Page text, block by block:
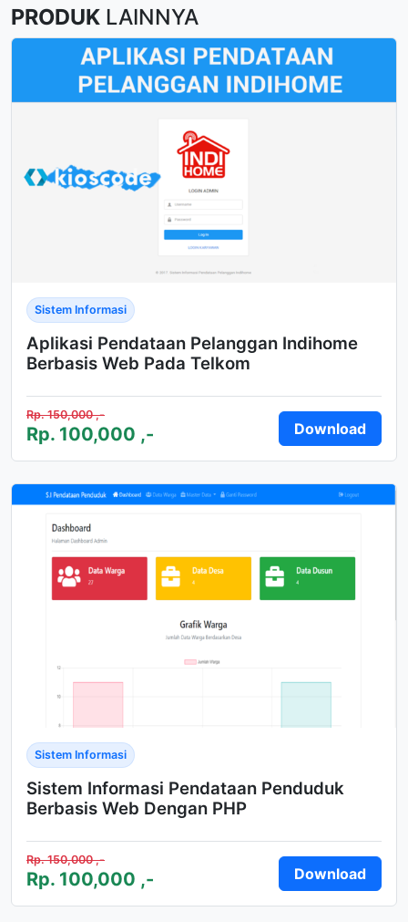
PRODUK LAINNYA
Sistem Informasi
Aplikasi Pendataan Pelanggan Indihome
Berbasis Web Pada Telkom
Rp. 150,000 ,-
Rp. 100,000 ,- Download
Sistem Informasi
Sistem Informasi Pendataan Penduduk
Berbasis Web Dengan PHP
Rp. 150,000 ,-
Rp. 100,000 ,- Download